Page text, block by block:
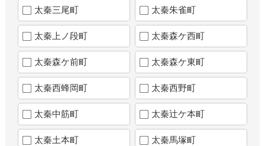
太秦三尾町 太秦朱雀町
太秦上ノ段町 太秦森ケ西町
太秦森ケ前町 太秦森ケ東町
太秦西蜂岡町 太秦西野町
太秦中筋町 太秦辻ケ本町
太秦土本町 太秦馬塚町